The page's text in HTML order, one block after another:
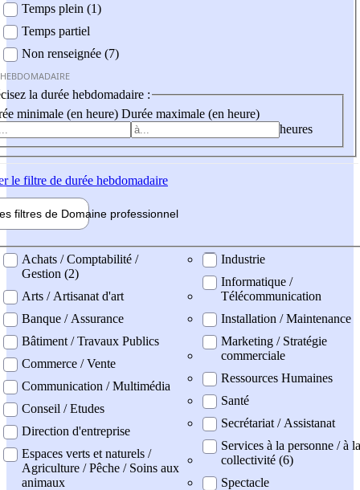
Temps plein (1)
Temps partiel
Non renseignée (7)
la durée hebdomadaire :
minimale (en heure) Durée maximale (en heure)
heures
le filtre de durée hebdomadaire
filtres de Domaine professionnel
professionel
Achats / Comptabilité /
Gestion (2)
Arts / Artisanat d'art
Banque / Assurance
Bâtiment / Travaux Publics
Commerce / Vente
Communication / Multimédia
Conseil / Etudes
Direction d'entreprise
Espaces verts et naturels /
Agriculture / Pêche / Soins aux
animaux
Industrie
Informatique /
Télécommunication
Installation / Maintenance
Marketing / Stratégie
commerciale
Ressources Humaines
Santé
Secrétariat / Assistanat
Services à la personne / à la
collectivité (6)
Spectacle